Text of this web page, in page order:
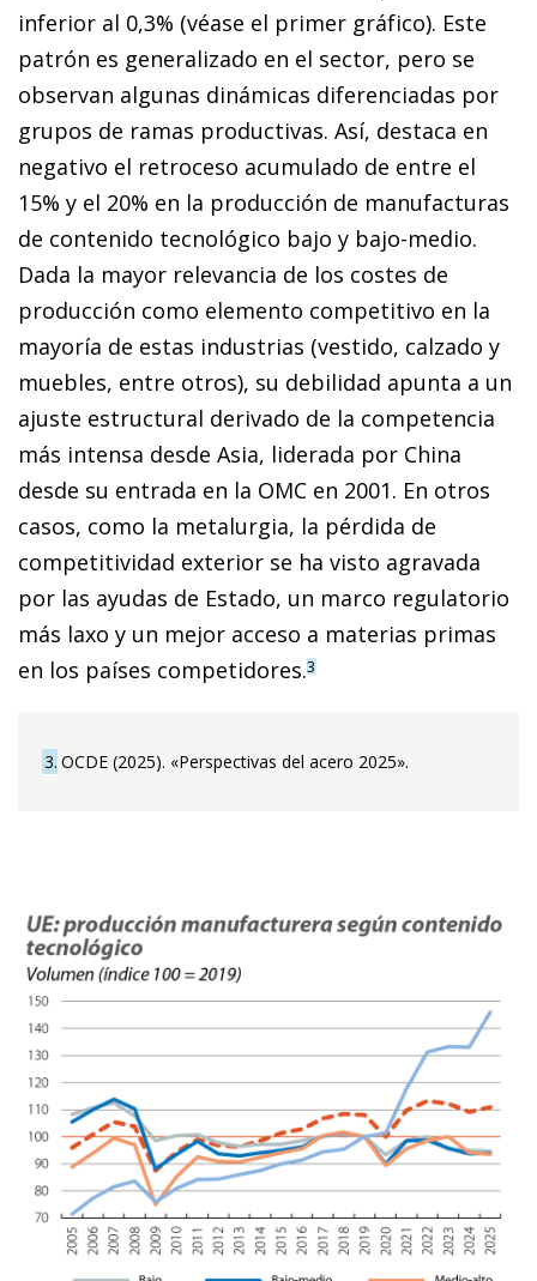
inferior al 0,3% (véase el primer gráfico). Este
patrón es generalizado en el sector, pero se
observan algunas dinámicas diferenciadas por
grupos de ramas productivas. Así, destaca en
negativo el retroceso acumulado de entre el
15% y el 20% en la producción de manufacturas
de contenido tecnológico bajo y bajo-medio.
Dada la mayor relevancia de los costes de
producción como elemento competitivo en la
mayoría de estas industrias (vestido, calzado y
muebles, entre otros), su debilidad apunta a un
ajuste estructural derivado de la competencia
más intensa desde Asia, liderada por China
desde su entrada en la OMC en 2001. En otros
casos, como la metalurgia, la pérdida de
competitividad exterior se ha visto agravada
por las ayudas de Estado, un marco regulatorio
más laxo y un mejor acceso a materias primas
en los países competidores.3
3 OCDE (2025). «Perspectivas del acero 2025».